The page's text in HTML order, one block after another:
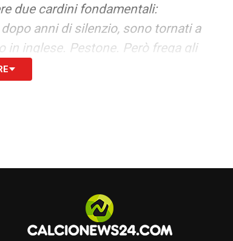
due cardini fondamentali:
anni di silenzio, sono tornati a
in inglese. Pestone. Però frega gli
per tutti. Per questo dico che se c’è la
fa ho avuto la possibilità di vedere da
leggerissimi, sottili. Un tempo le scarpe